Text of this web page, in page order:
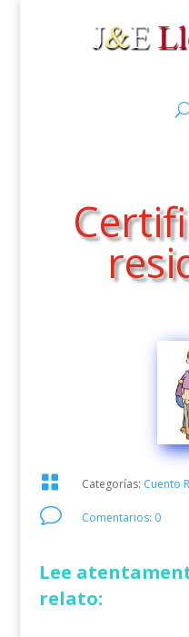
 Categorías: Cuento
v Comentarios: 0
Lee
relato: